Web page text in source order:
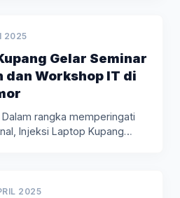
2025
Gelar Seminar
dan Workshop IT di
rangka memperingati
Injeksi Laptop Kupang
2025